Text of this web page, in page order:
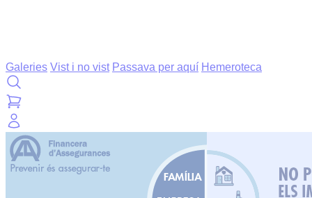
Galeries Vist i no vist Passava per aquí Hemeroteca